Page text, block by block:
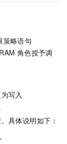
策略语句
RAM 角色授予调
写入
具体说明如下：